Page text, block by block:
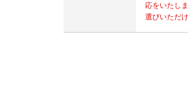
応をいたし
選びいただけ